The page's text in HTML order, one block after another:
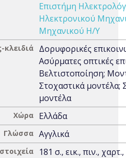
Επιστήμη
Ηλεκτρονικού
Μηχανικού Η/Υ
κλειδιά
Δορυφορικές
Ασύρματες οπτικές
Βελτιστοποίηση;
Στοχαστικά μοντέλα;
μοντέλα
Χώρα Ελλάδα
Γλώσσα Αγγλικά
181 σ., εικ., πιν.,